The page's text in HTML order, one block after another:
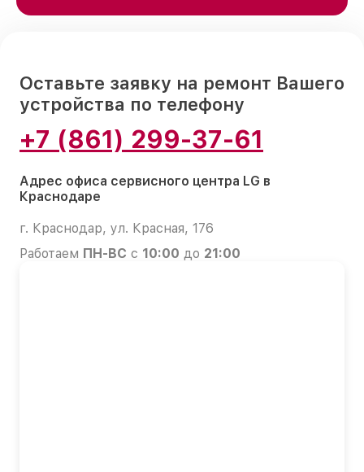
Оставьте заявку на ремонт Вашего
устройства по телефону
+7 (861) 299-37-61
Адрес офиса сервисного центра LG в
Краснодаре
г. Краснодар, ул. Красная, 176
Работаем ПН-ВС с 10:00 до 21:00